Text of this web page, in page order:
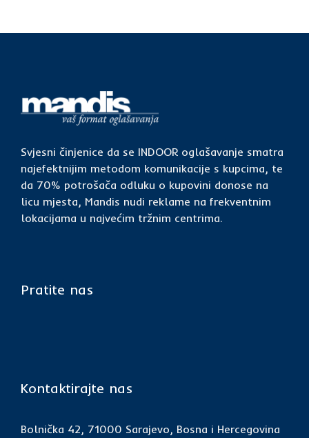
Svjesni činjenice da se INDOOR oglašavanje smatra
najefektnijim metodom komunikacije s kupcima, te
da 70% potrošača odluku o kupovini donose na
licu mjesta, Mandis nudi reklame na frekventnim
lokacijama u najvećim tržnim centrima.
Pratite nas
Kontaktirajte nas
Bolnička 42, 71000 Sarajevo, Bosna i Hercegovina